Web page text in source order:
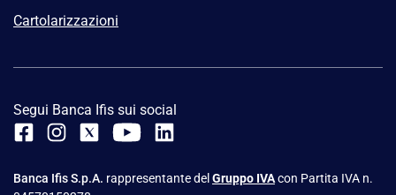
Cartolarizzazioni
Segui Banca Ifis sui social
Banca Ifis S.p.A. rappresentante del Gruppo IVAcon Partita IVA n.